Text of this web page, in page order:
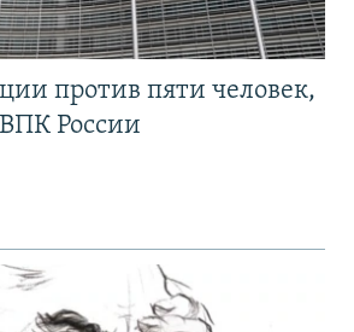
против пяти человек,
России